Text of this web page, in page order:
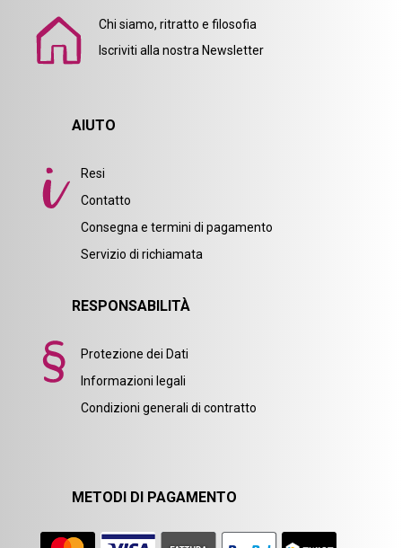
Chi siamo, ritratto e filosofia
Iscriviti alla nostra Newsletter
AIUTO
Resi
Contatto
Consegna e termini di pagamento
Servizio di richiamata
RESPONSABILITÀ
Protezione dei Dati
Informazioni legali
Condizioni generali di contratto
METODI DI PAGAMENTO